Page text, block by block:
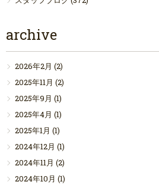
archive
2026年2月 (2)
2025年11月 (2)
2025年9月 (1)
2025年4月 (1)
2025年1月 (1)
2024年12月 (1)
2024年11月 (2)
2024年10月 (1)